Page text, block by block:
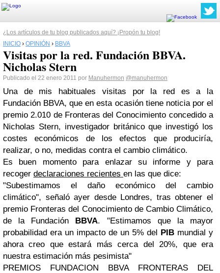
¿Los artículos de tu blog publicados aquí? ¡Propón tu blog!
INICIO › OPINIÓN › BBVA
Visitas por la red. Fundación BBVA.
Nicholas Stern
Publicado el 22 enero 2011 por Manuhermon @manuhermon
Una de mis habituales visitas por la red es a la
Fundación BBVA, que en esta ocasión tiene noticia por el
premio 2.010 de Fronteras del Conocimiento concedido a
Nicholas Stern, investigador británico que investigó los
costes económicos de los efectos que produciría,
realizar, o no, medidas contra el cambio climático.
Es buen momento para enlazar su informe y para
recoger declaraciones recientes en las que dice:
"Subestimamos el daño económico del cambio
climático", señaló ayer desde Londres, tras obtener el
premio Fronteras del Conocimiento de Cambio Climático,
de la Fundación BBVA. "Estimamos que la mayor
probabilidad era un impacto de un 5% del PIB mundial y
ahora creo que estará más cerca del 20%, que era
nuestra estimación más pesimista"
PREMIOS FUNDACION BBVA FRONTERAS DEL